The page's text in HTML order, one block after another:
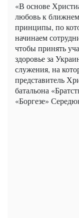
«В основе
любовь к
принципы, по
начинаем
чтобы принять
здоровье за
служения, на
представитель
батальона
«Боргезе»